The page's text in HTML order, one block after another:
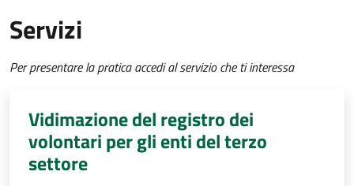
Servizi
Per presentare la pratica accedi al servizio che ti interessa
Vidimazione del registro dei
volontari per gli enti del terzo
settore